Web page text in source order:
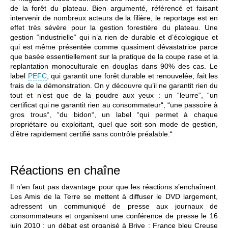
de la forêt du plateau. Bien argumenté, référencé et faisant
intervenir de nombreux acteurs de la filière, le reportage est en
effet très sévère pour la gestion forestière du plateau. Une
gestion “industrielle“ qui n’a rien de durable et d’écologique et
qui est même présentée comme quasiment dévastatrice parce
que basée essentiellement sur la pratique de la coupe rase et la
replantation monoculturale en douglas dans 90% des cas. Le
label PEFC, qui garantit une forêt durable et renouvelée, fait les
frais de la démonstration. On y découvre qu’il ne garantit rien du
tout et n’est que de la poudre aux yeux : un “leurre“, “un
certificat qui ne garantit rien au consommateur“, “une passoire à
gros trous“, “du bidon“, un label “qui permet à chaque
propriétaire ou exploitant, quel que soit son mode de gestion,
d’être rapidement certifié sans contrôle préalable.“
Réactions en chaîne
Il n’en faut pas davantage pour que les réactions s’enchaînent.
Les Amis de la Terre se mettent à diffuser le DVD largement,
adressent un communiqué de presse aux journaux de
consommateurs et organisent une conférence de presse le 16
juin 2010 ; un débat est organisé à Brive ; France bleu Creuse